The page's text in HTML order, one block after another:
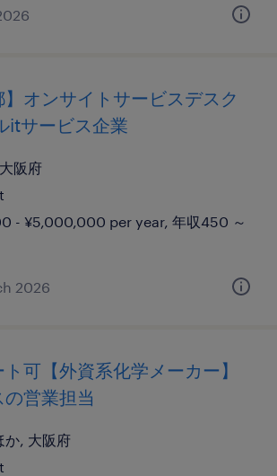
】オンサイトサービスデスク
itサービス企業
阪府
- ¥5,000,000 per year, 年収450 ～
2026
可【外資系化学メーカー】
営業担当
か, 大阪府